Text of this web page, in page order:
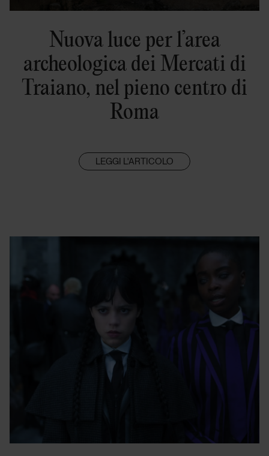
Nuova luce per l’area
archeologica dei Mercati di
Traiano, nel pieno centro di
Roma
LEGGI L'ARTICOLO